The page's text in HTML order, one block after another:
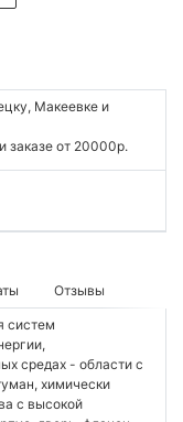
Макеевке и
заказе от 20000р.
Отзывы
систем
средах - области с
химически
с высокой